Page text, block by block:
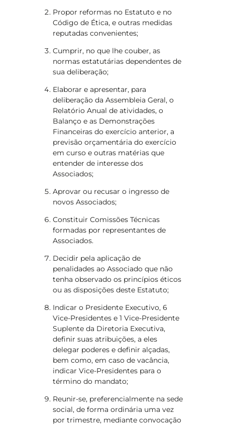
Propor reformas no Estatuto e no
Código de Ética, e outras medidas
reputadas convenientes;
Cumprir, no que lhe couber, as
normas estatutárias dependentes de
sua deliberação;
Elaborar e apresentar, para
deliberação da Assembleia Geral, o
Relatório Anual de atividades, o
Balanço e as Demonstrações
Financeiras do exercício anterior, a
previsão orçamentária do exercício
em curso e outras matérias que
entender de interesse dos
Associados;
Aprovar ou recusar o ingresso de
novos Associados;
Constituir Comissões Técnicas
formadas por representantes de
Associados.
Decidir pela aplicação de
penalidades ao Associado que não
tenha observado os princípios éticos
ou as disposições deste Estatuto;
Indicar o Presidente Executivo, 6
Vice-Presidentes e 1 Vice-Presidente
Suplente da Diretoria Executiva,
definir suas atribuições, a eles
delegar poderes e definir alçadas,
bem como, em caso de vacância,
indicar Vice-Presidentes para o
término do mandato;
Reunir-se, preferencialmente na sede
social, de forma ordinária uma vez
por trimestre, mediante convocação